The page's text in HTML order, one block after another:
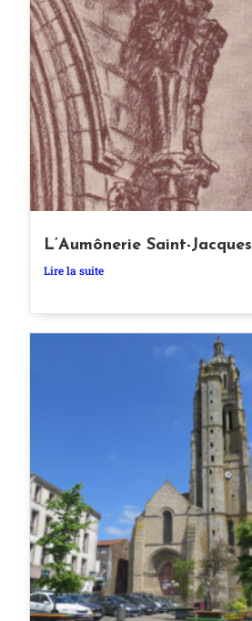
L’Aumônerie Saint-Jacques
Lire la suite